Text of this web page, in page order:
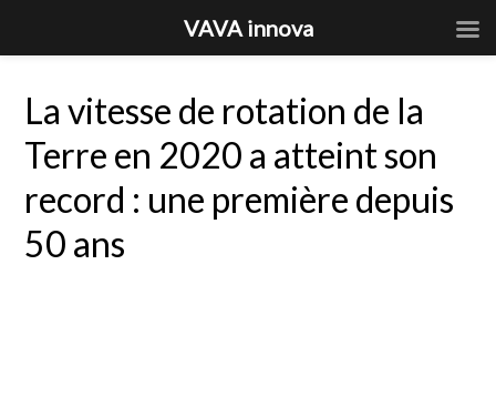
La vitesse de rotation de la
Terre en 2020 a atteint son
record : une première depuis
50 ans
VAVA innova